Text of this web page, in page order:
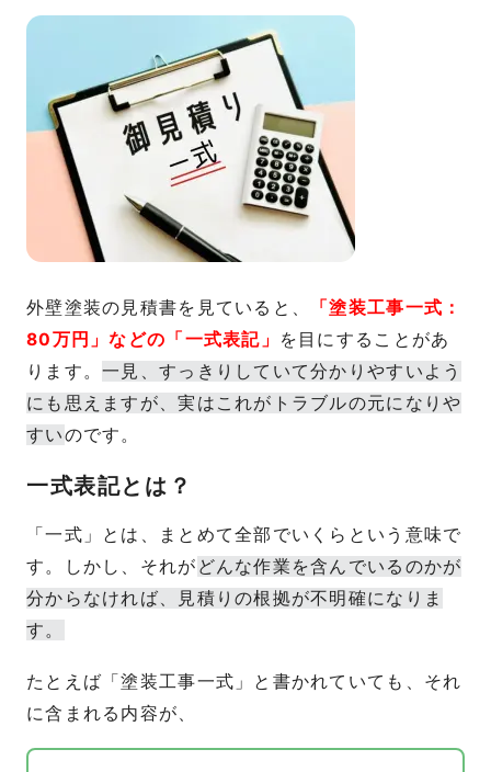
外壁塗装の見積書を見ていると、
「塗装工事一式：
80万円」などの「一式表記」
を目にすることがあ
ります。一見、すっきりしていて分かりやすいよう
にも思えますが、実はこれがトラブルの元になりや
すいのです。
一式表記とは？
「一式」とは、まとめて全部でいくらという意味で
す。しかし、それが どんな作業を含んでいるのかが
分からなければ、見積りの根拠が不明確になりま
す。
たとえば「塗装工事一式」と書かれていても、それ
に含まれる内容が、